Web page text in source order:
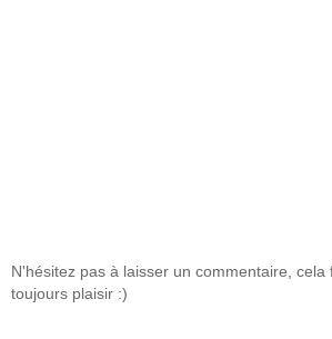
N'hésitez pas à laisser un commentaire, cela
toujours plaisir :)